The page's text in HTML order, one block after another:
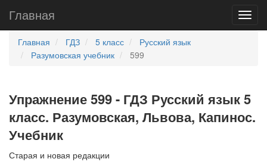
Главная
Главная ГДЗ 5 класс
Русский язык
Разумовская учебник
599
Упражнение 599 - ГДЗ Русский язык 5
класс. Разумовская, Львова, Капинос.
Учебник
Старая и новая редакции